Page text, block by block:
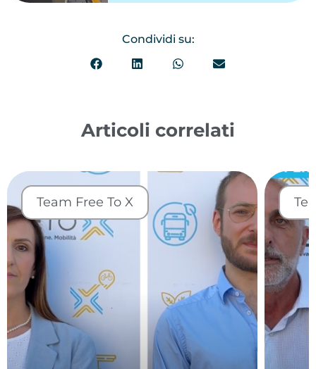
Condividi su:
Articoli correlati
Team Free To X